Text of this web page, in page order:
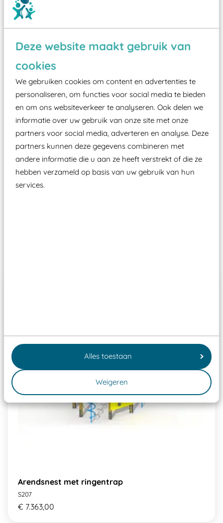
Deze website maakt gebruik van
cookies
We gebruiken cookies om content en advertenties te
personaliseren, om functies voor social media te bieden
en om ons websiteverkeer te analyseren. Ook delen we
informatie over uw gebruik van onze site met onze
partners voor social media, adverteren en analyse. Deze
partners kunnen deze gegevens combineren met
andere informatie die u aan ze heeft verstrekt of die ze
hebben verzameld op basis van uw gebruik van hun
services.
Alles toestaan
Weigeren
Wist je dat:
Vanaf een valhoogte van 1,5 meter een speciale
valondergrond onder speeltoestellen verplicht is
zoals kunstgras, rubber tegels of boomschors?
Elk speeltoestel in de openbare ruimte voorzien
moet zijn van een typekeuring, -plaatje en
certificering, uitgegeven door een Nederlands
aangewezen keuringsinstantie?
Wij ook speeltoestellen kunnen laten keuren zodat
Arendsnest met ringentrap
S207
€ 7.363,00